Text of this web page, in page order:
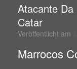
Atacante
Catar
Veröffentlicht am
Marrocos